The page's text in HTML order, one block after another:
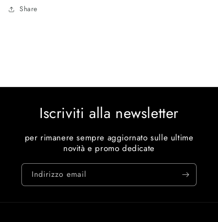
Share
Iscriviti alla newsletter
per rimanere sempre aggiornato sulle ultime
novità e promo dedicate
Indirizzo email